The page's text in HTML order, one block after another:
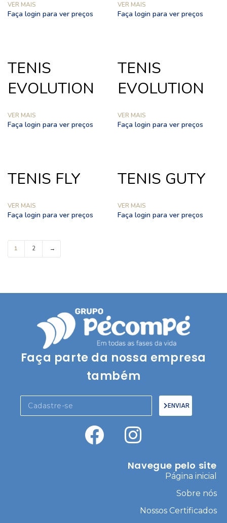
VER MAIS
Faça login para ver preços
VER MAIS
Faça login para ver preços
TENIS
EVOLUTION
VER MAIS
Faça login para ver preços
TENIS
EVOLUTION
VER MAIS
Faça login para ver preços
TENIS FLY
VER MAIS
Faça login para ver preços
TENIS GUTY
VER MAIS
Faça login para ver preços
1 2 →
Faça parte da nossa empresa
também
ENVIAR
Navegue pelo site
Página inicial
Sobre nós
Nossos Certificados